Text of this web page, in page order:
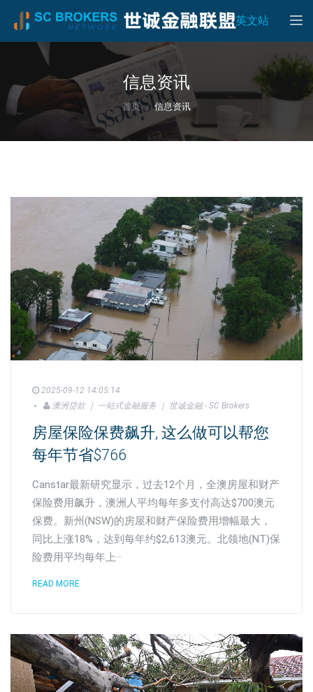
英文站
信息资讯
首页 信息资讯
2025-09-12 14:05:14
澳洲贷款 ｜ 一站式金融服务 ｜ 世诚金融 - SC Brokers
房屋保险保费飙升, 这么做可以帮您
每年节省$766
Canstar最新研究显示，过去12个月，全澳房屋和财产
保险费用飙升，澳洲人平均每年多支付高达$700澳元
保费。新州(NSW)的房屋和财产保险费用增幅最大，
同比上涨18%，达到每年约$2,613澳元。北领地(NT)保
险费用平均每年上···
READ MORE